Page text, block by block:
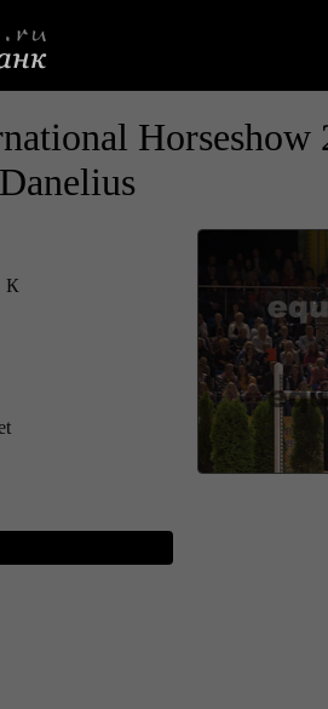
Horseshow
К